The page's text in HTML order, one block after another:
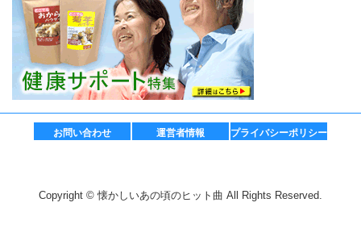
お問い合わせ 運営者情報 プライバシーポリシー
Copyright © 懐かしいあの頃のヒット曲 All Rights Reserved.